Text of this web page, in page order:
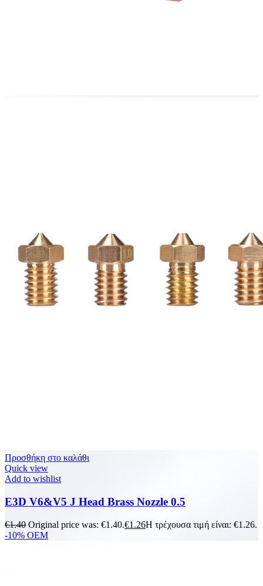
Προσθήκη στο καλάθι
Quick view
Add to wishlist
E3D V6&V5 J Head Brass Nozzle 0.5
€1.40 Original price was: €1.40.€1.26Η τρέχουσα τιμή είναι: €1.26.
-10% OEM